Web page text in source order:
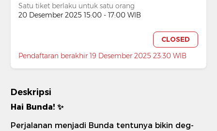
Satu tiket berlaku untuk satu orang
20 Desember 2025 15:00 - 17:00 WIB
CLOSED
Pendaftaran berakhir 19 Desember 2025 23:30 WIB
Deskripsi
Hai Bunda! ✨
Perjalanan menjadi Bunda tentunya bikin deg-